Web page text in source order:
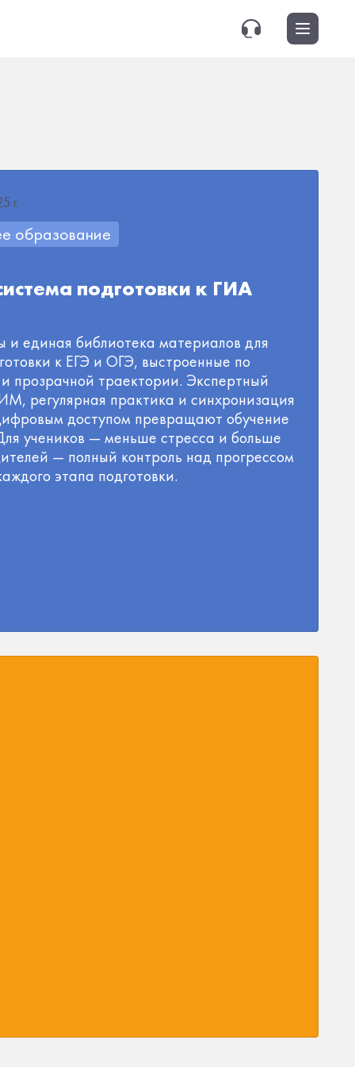
г.
образование
подготовки к ГИА
и единая библиотека материалов для
к ЕГЭ и ОГЭ, выстроенные по
прозрачной траектории. Экспертный
регулярная практика и синхронизация
доступом превращают обучение
учеников — меньше стресса и больше
— полный контроль над прогрессом
этапа подготовки.